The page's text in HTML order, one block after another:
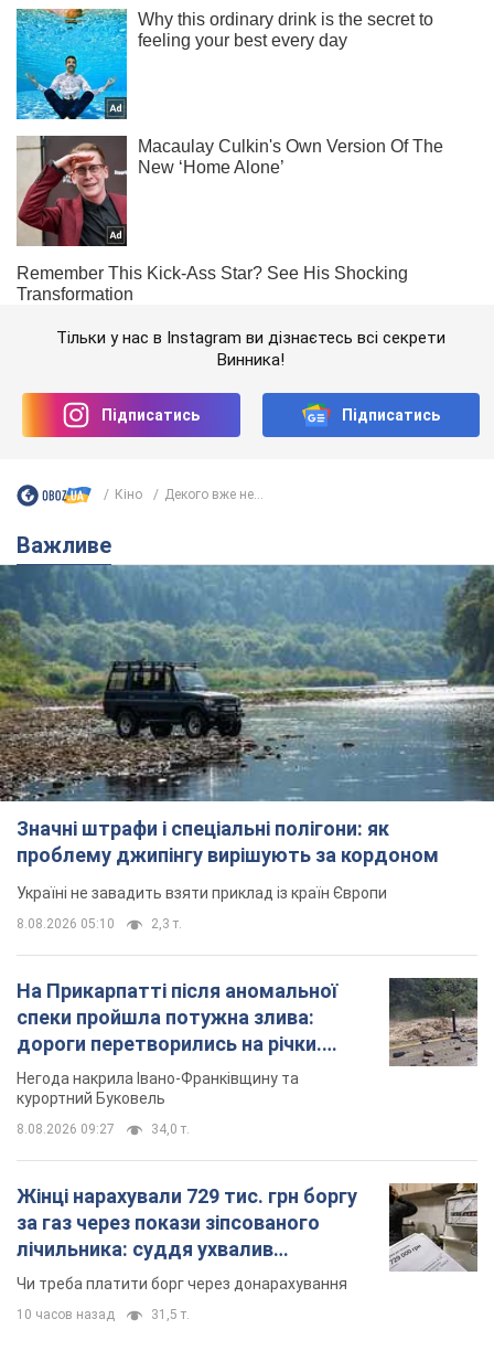
Тільки у нас в Instagram ви дізнаєтесь всі секрети
Винника!
Підписатись Підписатись
Кіно Декого вже не...
Важливе
Значні штрафи і спеціальні полігони: як
проблему джипінгу вирішують за кордоном
Україні не завадить взяти приклад із країн Європи
8.08.2026 05:10 2,3 т.
На Прикарпатті після аномальної
спеки пройшла потужна злива:
дороги перетворились на річки.
Відео
Негода накрила Івано-Франківщину та
курортний Буковель
8.08.2026 09:27 34,0 т.
Жінці нарахували 729 тис. грн боргу
за газ через покази зіпсованого
лічильника: суддя ухвалив
неочікуване рішення
Чи треба платити борг через донарахування
10 часов назад 31,5 т.